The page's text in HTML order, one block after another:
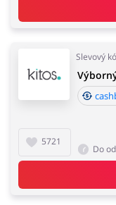
Slevový
5721
Do